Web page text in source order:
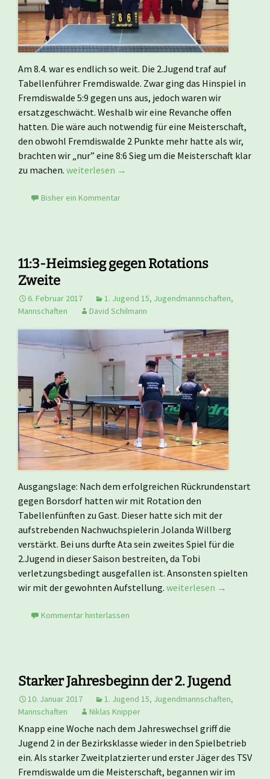
Am 8.4. war es endlich so weit. Die 2.Jugend traf auf
Tabellenführer Fremdiswalde. Zwar ging das Hinspiel in
Fremdiswalde 5:9 gegen uns aus, jedoch waren wir
ersatzgeschwächt. Weshalb wir eine Revanche offen
hatten. Die wäre auch notwendig für eine Meisterschaft,
den obwohl Fremdiswalde 2 Punkte mehr hatte als wir,
brachten wir „nur” eine 8:6 Sieg um die Meisterschaft klar
zu machen. Jugend 2 gewinnt Spitzenspiel gegen
weiterlesen →
Bisher ein Kommentar
11:3-Heimsieg gegen Rotations
Zweite
6. Februar 2017 1. Jugend 15, Jugendmannschaften,
Mannschaften
David Schilmann
Ausgangslage: Nach dem erfolgreichen Rückrundenstart
gegen Borsdorf hatten wir mit Rotation den
Tabellenfünften zu Gast. Dieser hatte sich mit der
aufstrebenden Nachwuchspielerin Jolanda Willberg
verstärkt. Bei uns durfte Ata sein zweites Spiel für die
2.Jugend in dieser Saison bestreiten, da Tobi
verletzungsbedingt ausgefallen ist. Ansonsten spielten
wir mit der gewohnten Aufstellung. 11:3-Heimsieg gegen
weiterlesen →
Kommentar hinterlassen
Starker Jahresbeginn der 2. Jugend
10. Januar 2017 1. Jugend 15, Jugendmannschaften,
Mannschaften
Niklas Knipper
Knapp eine Woche nach dem Jahreswechsel griff die
Jugend 2 in der Bezirksklasse wieder in den Spielbetrieb
ein. Als starker Zweitplatzierter und erster Jäger des TSV
Fremdiswalde um die Meisterschaft, begannen wir im